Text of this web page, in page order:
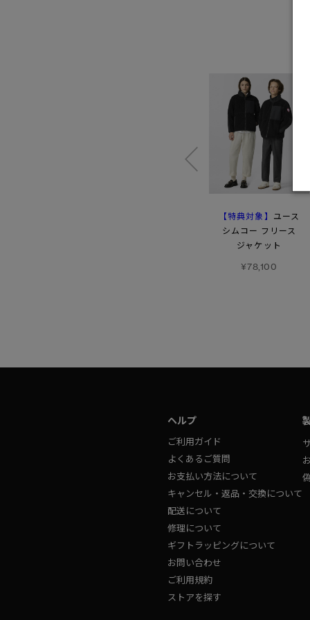
【特典対象】
ユース
シムコー フリース
ジャケット
¥78,100
ヘルプ
ご利用ガイド
よくあるご質問
お支払い方法について
キャンセル・返品・交換について
配送について
修理について
ギフトラッピングについて
お問い合わせ
ご利用規約
ストアを探す